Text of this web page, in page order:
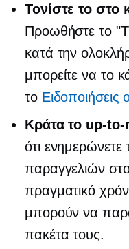
Τονίστε το στο
Προωθήστε το
κατά την
μπορείτε να το
το
Κράτα το up-to-
ότι ενημερώνετε
παραγγελιών
πραγματικό
μπορούν να
πακέτα τους.